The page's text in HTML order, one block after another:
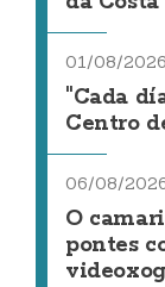
01/08/2026
"Cada
Centro
06/08/
O
pontes